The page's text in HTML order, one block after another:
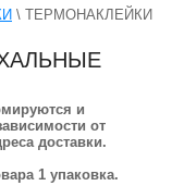
\ ТЕРМОНАКЛЕЙКИ
и
от
доставки.
1 упаковка.